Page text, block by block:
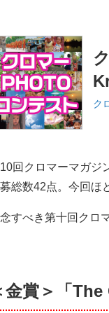
ク
回クロマーマガジ
総数42点。今回ほ
すべき第十回クロ
金賞＞「The